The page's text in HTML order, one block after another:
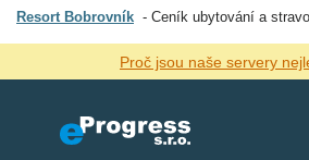
Resort Bobrovník
Ceník ubytování a
Proč jsou naše servery